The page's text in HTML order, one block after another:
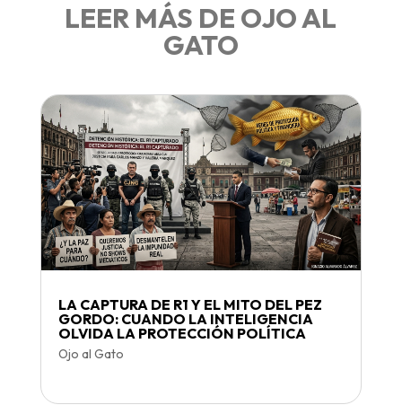
LEER MÁS DE OJO AL
GATO
LA CAPTURA DE R1 Y EL MITO DEL PEZ
GORDO: CUANDO LA INTELIGENCIA
OLVIDA LA PROTECCIÓN POLÍTICA
Ojo al Gato